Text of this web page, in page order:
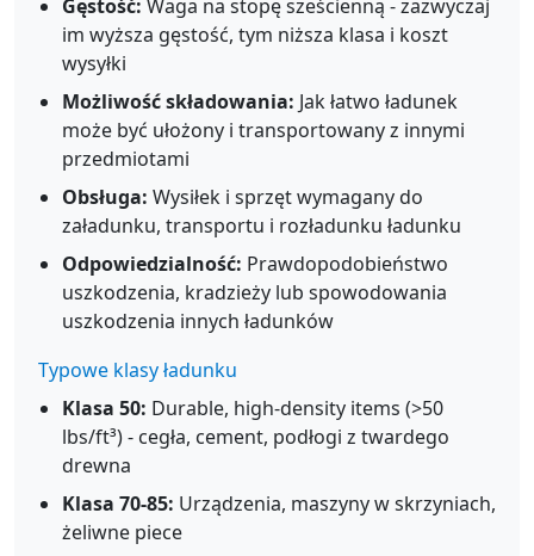
Gęstość: Waga na stopę sześcienną - zazwyczaj
im wyższa gęstość, tym niższa klasa i koszt
wysyłki
Możliwość składowania: Jak łatwo ładunek
może być ułożony i transportowany z innymi
przedmiotami
Obsługa: Wysiłek i sprzęt wymagany do
załadunku, transportu i rozładunku ładunku
Odpowiedzialność: Prawdopodobieństwo
uszkodzenia, kradzieży lub spowodowania
uszkodzenia innych ładunków
Typowe klasy ładunku
Klasa 50: Durable, high-density items (>50
lbs/ft³) - cegła, cement, podłogi z twardego
drewna
Klasa 70-85: Urządzenia, maszyny w skrzyniach,
żeliwne piece